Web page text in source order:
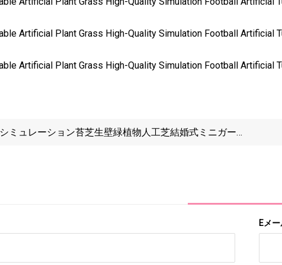
シミュレーション苔芝生壁緑植物人工芝結婚式ミニガーデ
Eメ